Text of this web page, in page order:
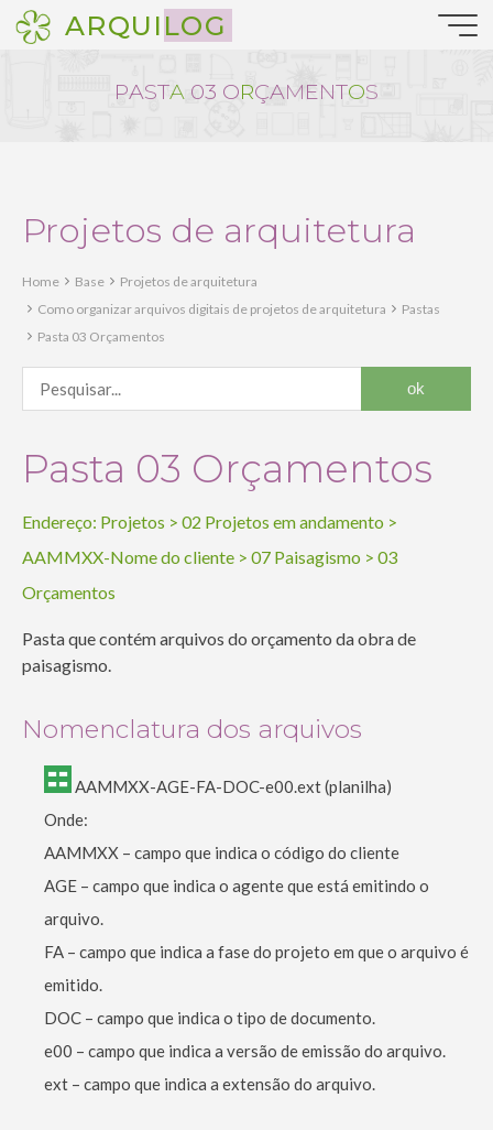
Pular
para
ARQUILOG
PASTA 03 ORÇAMENTOS
Projetos de arquitetura
Home Base
Projetos de arquitetura
Como organizar arquivos digitais de projetos de arquitetura
Pastas
Pasta 03 Orçamentos
Pasta 03 Orçamentos
Endereço: Projetos > 02 Projetos em andamento >
AAMMXX-Nome do cliente > 07 Paisagismo > 03
Orçamentos
Pasta que contém arquivos do orçamento da obra de
paisagismo.
Nomenclatura dos arquivos
AAMMXX-AGE-FA-DOC-e00.ext (planilha)
Onde:
AAMMXX – campo que indica o código do cliente
AGE – campo que indica o agente que está emitindo o
arquivo.
FA – campo que indica a fase do projeto em que o arquivo é
emitido.
DOC – campo que indica o tipo de documento.
e00 – campo que indica a versão de emissão do arquivo.
ext – campo que indica a extensão do arquivo.